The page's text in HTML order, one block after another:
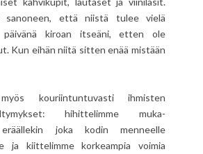
sanoneen, että niistä tulee vielä
päivänä kiroan itseäni, etten ole
Kun eihän niitä sitten enää mistään
myös kouriintuntuvasti ihmisten
hihittelimme muka-
eräällekin joka kodin menneelle
ja kiittelimme korkeampia voimia